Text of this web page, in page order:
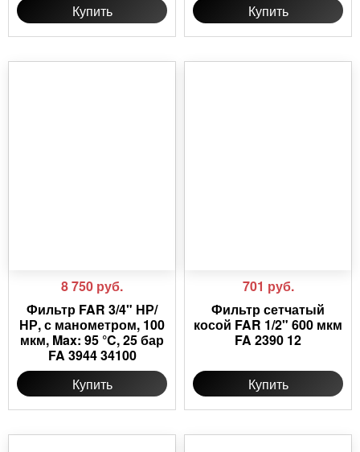
Купить
Купить
8 750 руб.
Фильтр FAR 3/4" НР/
НР, с манометром, 100
мкм, Max: 95 °C, 25 бар
FA 3944 34100
Купить
701 руб.
Фильтр сетчатый
косой FAR 1/2" 600 мкм
FA 2390 12
Купить